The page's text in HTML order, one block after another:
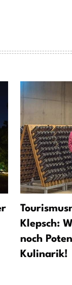
Klepsch:
noch
Kulinarik!